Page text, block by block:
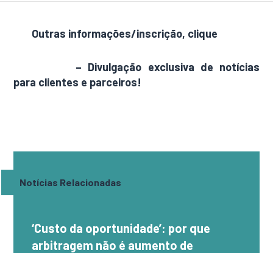
Outras informações/inscrição, clique
– Divulgação exclusiva de notícias
para clientes e parceiros!
Notícias Relacionadas
‘Custo da oportunidade’: por que
arbitragem não é aumento de